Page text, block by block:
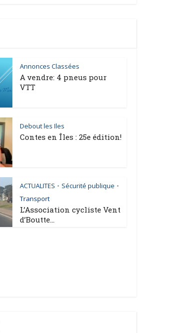
Annonces Classées
A vendre: 4 pneus pour
VTT
Debout les Iles
Contes en Îles : 25e édition!
ACTUALITES • Sécurité publique •
Transport
L’Association cycliste Vent
d’Boutte...